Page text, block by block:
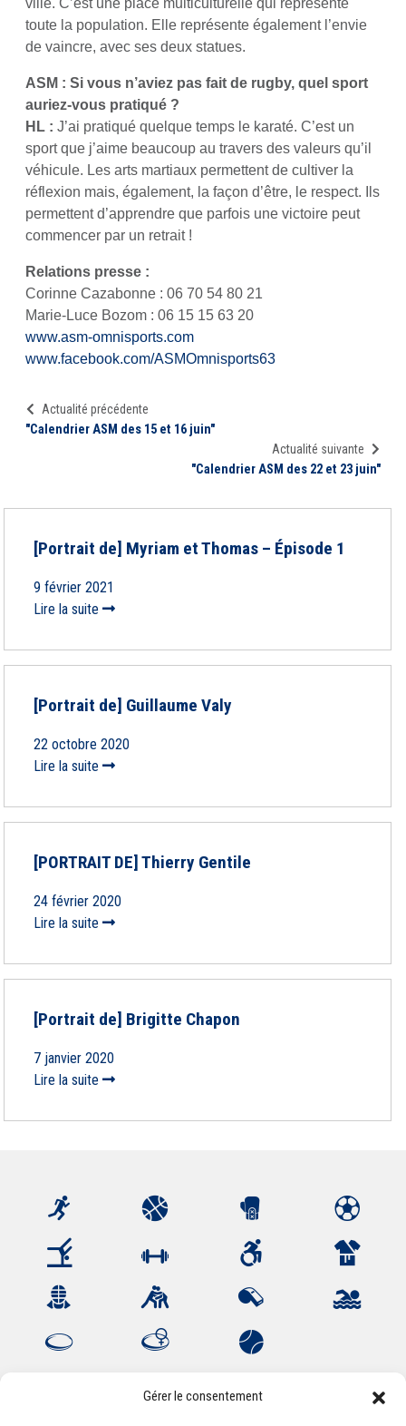
Gérer le consentement
ville. C’est une place multiculturelle qui représente
toute la population. Elle représente également l’envie
de vaincre, avec ses deux statues.
ASM : Si vous n’aviez pas fait de rugby, quel sport
auriez-vous pratiqué ?
HL : J’ai pratiqué quelque temps le karaté. C’est un
sport que j’aime beaucoup au travers des valeurs qu’il
véhicule. Les arts martiaux permettent de cultiver la
réflexion mais, également, la façon d’être, le respect. Ils
permettent d’apprendre que parfois une victoire peut
commencer par un retrait !
Relations presse :
Corinne Cazabonne : 06 70 54 80 21
Marie-Luce Bozom : 06 15 15 63 20
www.asm-omnisports.com
www.facebook.com/ASMOmnisports63
Actualité précédente
"Calendrier ASM des 15 et 16 juin"
Actualité suivante
"Calendrier ASM des 22 et 23 juin"
[Portrait de] Myriam et Thomas – Épisode 1
9 février 2021
Lire la suite
[Portrait de] Guillaume Valy
22 octobre 2020
Lire la suite
[PORTRAIT DE] Thierry Gentile
24 février 2020
Lire la suite
[Portrait de] Brigitte Chapon
7 janvier 2020
Lire la suite